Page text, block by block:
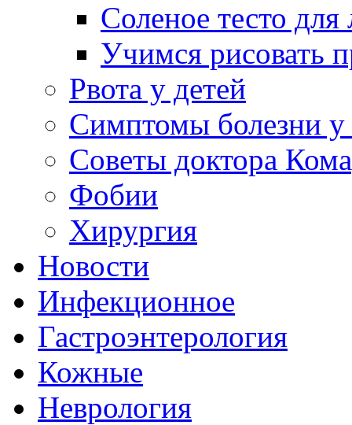
Соленое тесто для
Учимся рисовать
Рвота у детей
Симптомы болезни у
Советы доктора
Фобии
Хирургия
Новости
Инфекционное
Гастроэнтерология
Кожные
Неврология